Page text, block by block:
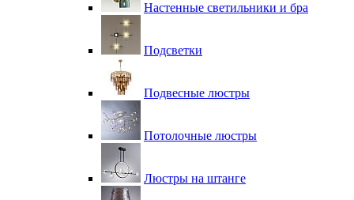
Настенные светильники и бра
Подсветки
Подвесные люстры
Потолочные люстры
Люстры на штанге